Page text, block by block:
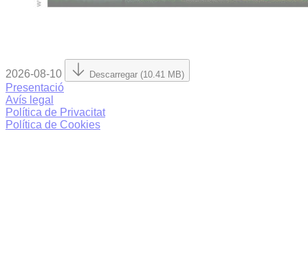
2026-08-10 Descarregar (10.41 MB)
Presentació
Avís legal
Política de Privacitat
Política de Cookies